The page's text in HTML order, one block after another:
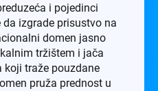
i pojedinci
izgrade prisustvo na
domen jasno
tržištem i jača
koji traže pouzdane
pruža prednost u